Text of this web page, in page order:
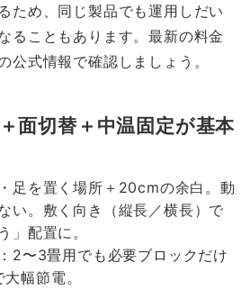
ため、同じ製品でも運用しだい
ることもあります。最新の料金
公式情報で確認しましょう。
面切替＋中温固定が基本
足を置く場所＋20cmの余白。動
い。敷く向き（縦長／横長）で
」配置に。
2〜3畳用でも必要ブロックだけ
幅節電。